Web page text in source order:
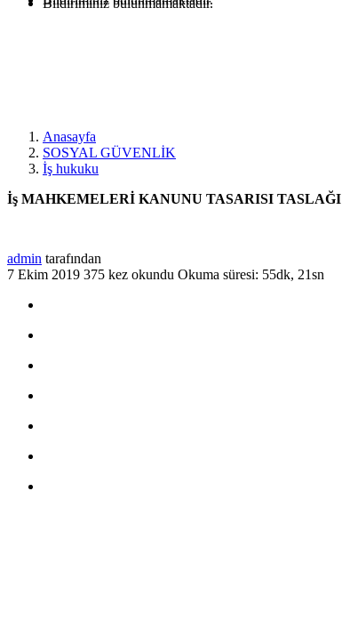
Bildiriminiz bulunmamaktadır.
Anasayfa
SOSYAL GÜVENLİK
İş hukuku
İş MAHKEMELERİ KANUNU TASARISI TASLAĞI
admin tarafından
7 Ekim 2019 375 kez okundu Okuma süresi: 55dk, 21sn